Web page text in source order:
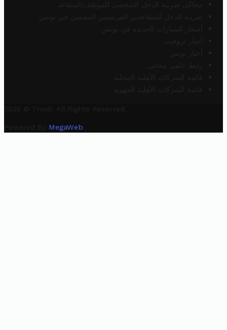
محاكي ضريبة الدخل الشخصي للموظف/المتقاعد
ضريبة الدخل للمتقاعدين الفرنسيين المقيمين في تونس
أسعار السيارات الجديدة في تونس
أخبار تروفيت
أخبار تونس
رابط خلفي مجاني
قائمة الشركات الأهلية المحلية
قائمة الشركات الأهلية الجهوية
2025 © Trovit. All Rights Reserved.
Powered By MegaWeb